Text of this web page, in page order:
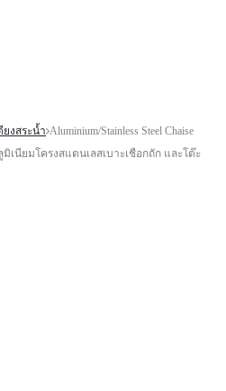
ยงสระน้ำ Aluminium/Stainless Steel Chaise
มิเนียมโครงสแตนเลสเบาะเชือกถัก และโต๊ะ